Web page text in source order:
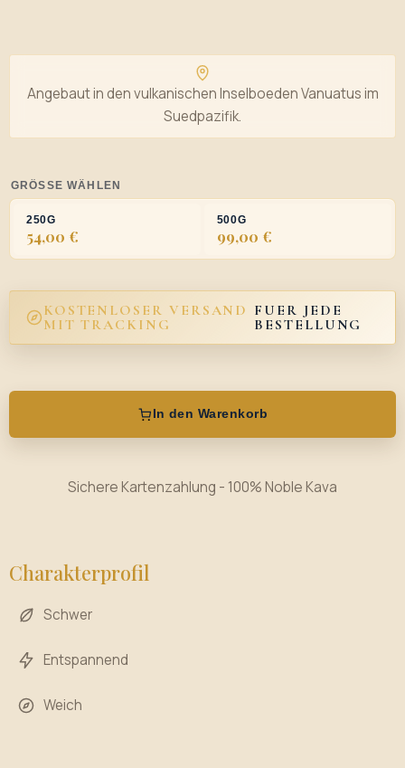
Angebaut in den vulkanischen Inselboeden Vanuatus im
Suedpazifik.
Charakterprofil
Schwer
Entspannend
Weich
GRÖSSE WÄHLEN
250G
54,00 €
500G
99,00 €
KOSTENLOSER VERSAND
MIT TRACKING
FUER JEDE
BESTELLUNG
In den Warenkorb
Sichere Kartenzahlung - 100% Noble Kava